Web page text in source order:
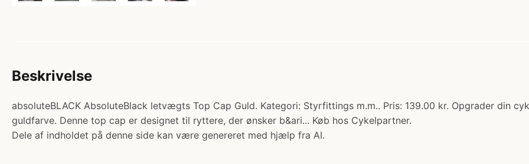
Beskrivelse
absoluteBLACK AbsoluteBlack letvægts Top Cap Guld. Kategori: Styrfittings m.m.. Pris: 139.00 kr. Opgrader din
guldfarve. Denne top cap er designet til ryttere, der ønsker b&ari... Køb hos Cykelpartner.
Dele af indholdet på denne side kan være genereret med hjælp fra AI.